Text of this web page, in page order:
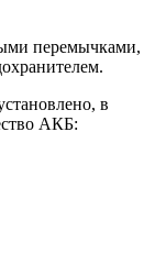
перемычками,
в
АКБ: